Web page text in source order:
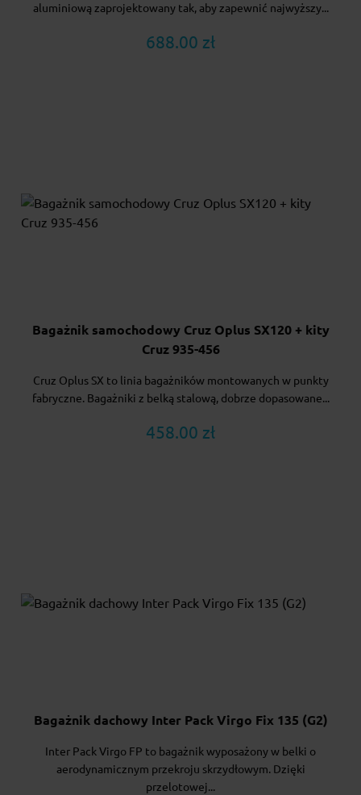
aluminiową zaprojektowany tak, aby zapewnić najwyższy...
688.00 zł
Bagażnik samochodowy Cruz Oplus SX120 + kity
Cruz 935-456
Cruz Oplus SX to linia bagażników montowanych w punkty
fabryczne. Bagażniki z belką stalową, dobrze dopasowane...
458.00 zł
Bagażnik dachowy Inter Pack Virgo Fix 135 (G2)
Inter Pack Virgo FP to bagażnik wyposażony w belki o
aerodynamicznym przekroju skrzydłowym. Dzięki
przelotowej...